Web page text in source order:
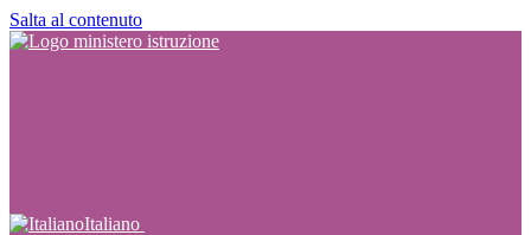
Salta al contenuto
Italiano